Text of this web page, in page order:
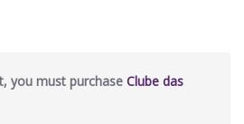
you must purchase Clube das